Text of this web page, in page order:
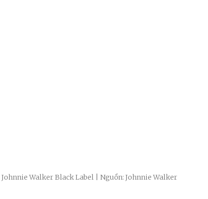
Johnnie Walker Black Label | Nguồn: Johnnie Walker